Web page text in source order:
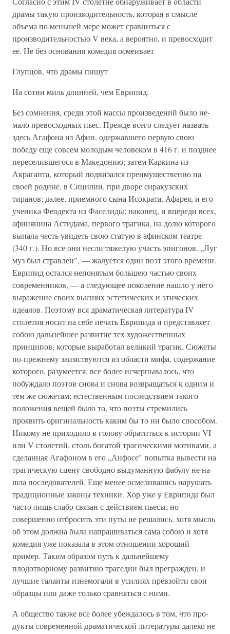
драмы такую производительность, которая в смысле
объема по меньшей мере может сравниться с
производительностью V века, а вероятно, и превосходит
ее. Не без основания ко­медия осмеивает
Глупцов, что драмы пишут
На сотни миль длинней, чем Еврипид.
Без сомнения, среди этой массы произведений было не­
мало превосходных пьес. Прежде всего следует назвать
здесь Агафона из Афин, одержавшего первую свою
победу еще совсем молодым человеком в 416 г. и позднее
пересе­лившегося в Македонию; затем Каркина из
Акраганта, кото­рый подвизался преимущественно на
своей родине, в Сици­лии, при дворе сиракузских
тиранов; далее, приемного сына Исократа, Афарея, и его
ученика Феодекта из Фаселиды; на­конец, и впереди всех,
афинянина Астидама, первого траги­ка, на долю которого
выпала честь увидеть свою статую в афинском театре
(340 г.). Но все они несли тяжелую участь эпигонов. „Луг
муз был стравлен", — жалуется один поэт этого времени.
Еврипид остался непонятым большею частью своих
современников, — а следующее поколение нашло у него
выражение своих высших эстетических и этических
идеалов. Поэтому вся драматическая литература IV
столетия носит на себе печать Еврипида и представляет
собою даль­нейшее развитие тех художественных
принципов, которые выработал великий трагик. Сюжеты
по-прежнему заимству­ются из области мифа, содержание
которого, разумеется, все более исчерпывалось, что
побуждало поэтов снова и снова возвращаться к одним и
тем же сюжетам; естественным по­следствием такого
положения вещей было то, что поэты стремились
проявить оригинальность каким бы то ни было способом.
Никому не приходило в голову обратиться к исто­рии VI
или V столетий, столь богатой трагическими мотива­ми, а
сделанная Агафоном в его „Анфосе" попытка вывести на
трагическую сцену свободно выдуманную фабулу не на­
шла последователей. Еще менее осмеливались нарушать
традиционные законы техники. Хор уже у Еврипида был
часто лишь слабо связан с действием пьесы; но
совершенно отбросить эти путы не решались, хотя мысль
об этом должна была напрашиваться сама собою и хотя
комедия уже показа­ла в этом отношении хороший
пример. Таким образом путь к дальнейшему
плодотворному развитию трагедии был пре­гражден, и
лучшие таланты изнемогали в усилиях превзойти свои
образцы или даже только сравняться с ними.
А общество также все более убеждалось в том, что про­
дукты современной драматической литературы далеко не